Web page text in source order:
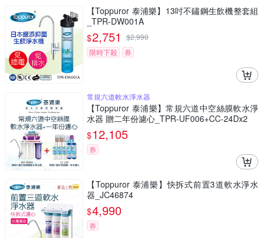
【Toppuror 泰浦樂】13吋不鏽鋼生飲機整套組
_TPR-DW001A
$2,751 $2,990
限時下殺
券
常規六道軟水淨水器
【Toppuror 泰浦樂】常規六道中空絲膜軟水淨
水器 贈二年份濾心_TPR-UF006+CC-24Dx2
$12,105
券
【Toppuror 泰浦樂】快拆式前置3道軟水淨水
器_JC46874
$4,990
券